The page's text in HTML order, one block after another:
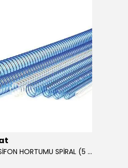
1 1/2" LAVABO SİFON HORTUMU SPİRAL (5 MT)